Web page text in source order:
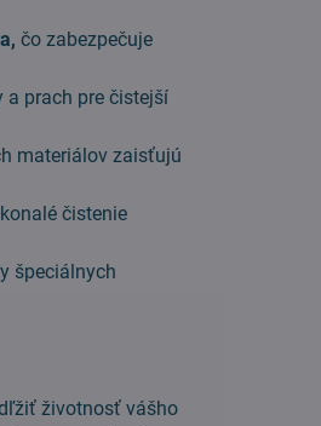
čo zabezpečuje
a prach pre čistejší
materiálov zaisťujú
čistenie
špeciálnych
životnosť vášho